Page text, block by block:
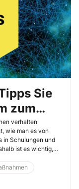
Sie
zum
verhalten
wie man es von
in Schulungen und
ist es wichtig,
helfen